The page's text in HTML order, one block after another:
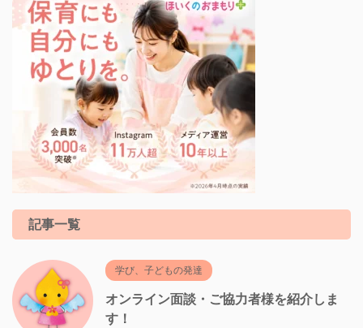
記事一覧
学び、子どもの発達
オンライン面談・ご協力者様を紹介しま
す！